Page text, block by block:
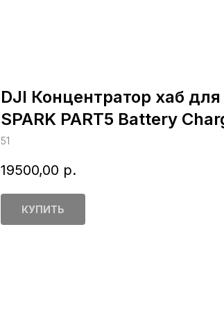
DJI Концентратор хаб
SPARK PART5 Battery
51
19500,00 р.
КУПИТЬ